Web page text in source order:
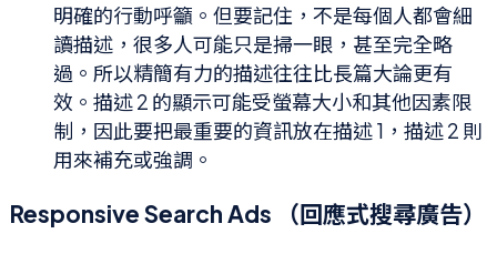
明確的行動呼籲。但要記住，不是每個人都會細
讀描述，很多人可能只是掃一眼，甚至完全略
過。所以精簡有力的描述往往比長篇大論更有
效。描述 2 的顯示可能受螢幕大小和其他因素限
制，因此要把最重要的資訊放在描述 1，描述 2 則
用來補充或強調。
Responsive Search Ads （回應式搜尋廣告）